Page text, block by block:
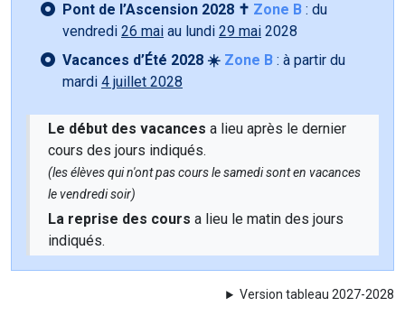
Pont de l’Ascension 2028 ✝️ Zone B : du
vendredi 26 mai au lundi 29 mai 2028
Vacances d’Été 2028 ☀️ Zone B : à partir du
mardi 4 juillet 2028
Le début des vacances a lieu après le dernier
cours des jours indiqués.
(les élèves qui n'ont pas cours le samedi sont en vacances
le vendredi soir)
La reprise des cours a lieu le matin des jours
indiqués.
Version tableau 2027-2028